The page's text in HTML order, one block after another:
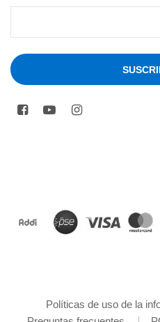
Políticas de uso de la